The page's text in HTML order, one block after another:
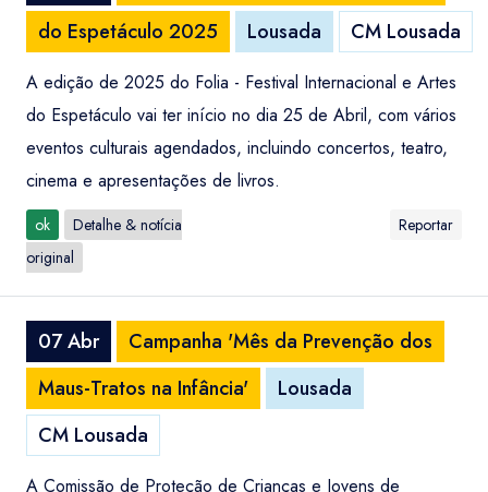
do Espetáculo 2025
Lousada CM Lousada
A edição de 2025 do Folia - Festival Internacional e Artes
do Espetáculo vai ter início no dia 25 de Abril, com vários
eventos culturais agendados, incluindo concertos, teatro,
cinema e apresentações de livros.
ok
Detalhe & notícia
original
Reportar
07 Abr
Campanha 'Mês da Prevenção dos
Maus-Tratos na Infância'
Lousada
CM Lousada
A Comissão de Proteção de Crianças e Jovens de